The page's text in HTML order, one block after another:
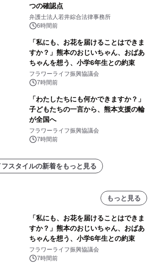
つの確認点
弁護士法人若井綜合法律事務所
6時間前
「私にも、お花を届けることはできま
すか？」熊本のおじいちゃん、おばあ
ちゃんを想う、小学6年生との約束
フラワーライフ振興協議会
7時間前
「わたしたちにも何かできますか？」
子どもたちの一言から、熊本支援の輪
が全国へ
フラワーライフ振興協議会
7時間前
フスタイルの新着をもっと見る
もっと見る
「私にも、お花を届けることはできま
すか？」熊本のおじいちゃん、おばあ
ちゃんを想う、小学6年生との約束
フラワーライフ振興協議会
7時間前